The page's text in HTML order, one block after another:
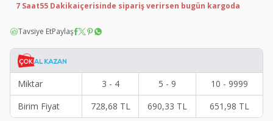
7 Saat55 Dakikaiçerisinde sipariş verirsen bugün kargoda
Tavsiye EtPaylaş
Miktar 3 - 4 5 - 9
10 - 9999
Birim Fiyat
728,68 TL 690,33 TL 651,98 TL